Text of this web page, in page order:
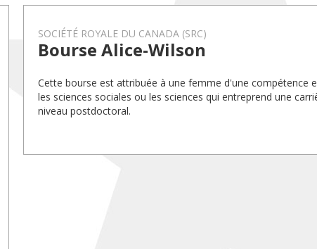
SOCIÉTÉ ROYALE DU CANADA (SRC)
Bourse Alice-Wilson
Cette bourse est attribuée à une femme d'une compétence
les sciences sociales ou les sciences qui entreprend une
niveau postdoctoral.